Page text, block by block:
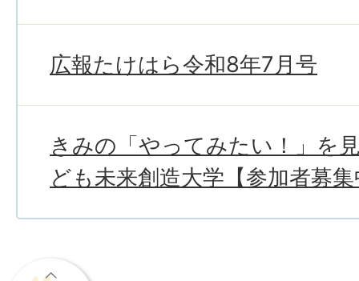
広報たけはら令和8年7月号
きみの「やってみたい！」を
ども未来創造大学【参加者募